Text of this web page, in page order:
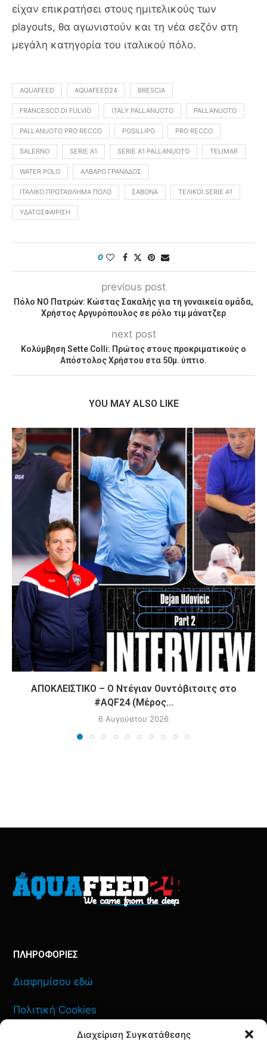
Διαχείριση Συγκατάθεσης
είχαν επικρατήσει στους ημιτελικούς των
playouts, θα αγωνιστούν και τη νέα σεζόν στη
μεγάλη κατηγορία του ιταλικού πόλο.
AQUAFEED AQUAFEED24 BRESCIA
FRANCESCO DI FULVIO ITALY PALLANUOTO PALLANUOTO
PALLANUOTO PRO RECCO POSILLIPO PRO RECCO
SALERNO SERIE A1 SERIE A1 PALLANUOTO TELIMAR
WATER POLO ΑΛΒΑΡΟ ΓΡΑΝΆΔΟΣ
ΙΤΑΛΙΚΌ ΠΡΩΤΆΘΛΗΜΑ ΠΌΛΟ ΣΑΒΌΝΑ ΤΕΛΙΚΟΊ SERIE A1
ΥΔΑΤΟΣΦΑΊΡΙΣΗ
0
previous post
Πόλο ΝΟ Πατρών: Κώστας Σακαλής για τη γυναικεία ομάδα,
Χρήστος Αργυρόπουλος σε ρόλο τιμ μάνατζερ
next post
Κολύμβηση Sette Colli: Πρώτος στους προκριματικούς ο
Απόστολος Χρήστου στα 50μ. ύπτιο.
YOU MAY ALSO LIKE
ΑΠΟΚΛΕΙΣΤΙΚΟ – Ο Ντέγιαν Ουντόβιτσιτς στο
#AQF24 (Μέρος...
6 Αυγούστου 2026
ΠΛΗΡΟΦΟΡΙΕΣ
Διαφημίσου εδώ
Πολιτική Cookies